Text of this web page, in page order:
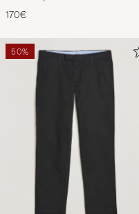
Stretch Chinos Aviator Navy
170€
50%